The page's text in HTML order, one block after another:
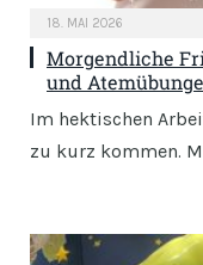
18. MAI 2026
Morgendliche
und
Im hektischen
zu kurz kommen.